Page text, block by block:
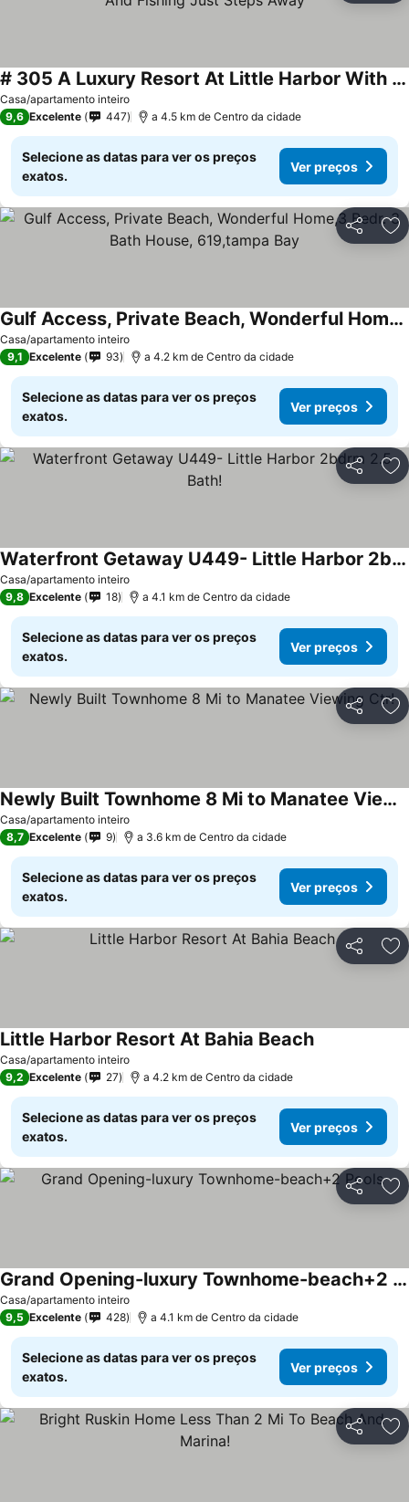
Casa/apartamento inteiro
# 305 A Luxury Resort At Little Harbor With Dolphins And Fishing Just Steps Away
9,6 Excelente 447 a 4.5 km de Centro da cidade
Selecione as datas para ver os preços
exatos.
Ver preços
Partilhar
Casa/apartamento inteiro
Gulf Access, Private Beach, Wonderful Home,3 Bedr. 3 Bath House, 619,tampa Bay
9,1 Excelente 93 a 4.2 km de Centro da cidade
Selecione as datas para ver os preços
exatos.
Ver preços
Partilhar
Casa/apartamento inteiro
Waterfront Getaway U449- Little Harbor 2bdrm 2.5 Bath!
9,8 Excelente 18 a 4.1 km de Centro da cidade
Selecione as datas para ver os preços
exatos.
Ver preços
Partilhar
Casa/apartamento inteiro
Newly Built Townhome 8 Mi to Manatee Viewing Ctr!
8,7 Excelente 9 a 3.6 km de Centro da cidade
Selecione as datas para ver os preços
exatos.
Ver preços
Partilhar
Casa/apartamento inteiro
Little Harbor Resort At Bahia Beach
9,2 Excelente 27 a 4.2 km de Centro da cidade
Selecione as datas para ver os preços
exatos.
Ver preços
Partilhar
Casa/apartamento inteiro
Grand Opening-luxury Townhome-beach+2 Pools
9,5 Excelente 428 a 4.1 km de Centro da cidade
Selecione as datas para ver os preços
exatos.
Ver preços
Partilhar